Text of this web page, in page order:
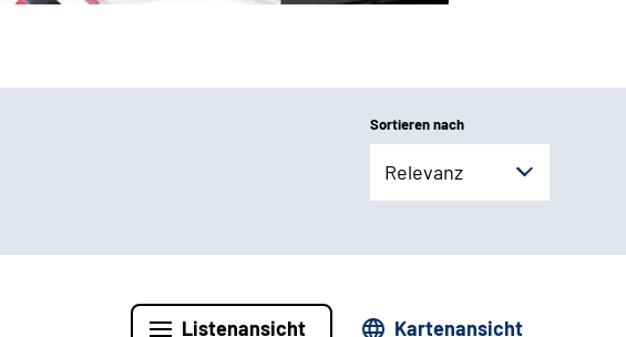
Sortieren nach
Relevanz
Listenansicht Kartenansicht